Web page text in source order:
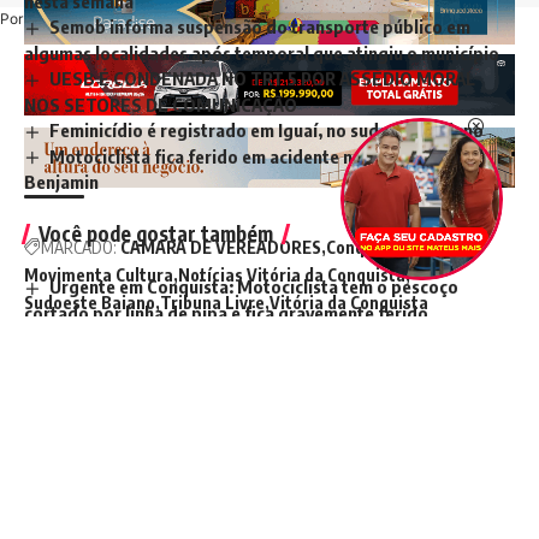
Semob informa suspensão do transporte público em
algumas localidades após temporal que atingiu o município
UESB É CONDENADA NO TRT 5 POR ASSÉDIO MORAL
NOS SETORES DE COMUNICAÇÃO
Feminicídio é registrado em Iguaí, no sudoeste baiano
Motociclista fica ferido em acidente na Avenida Frei
Benjamin
MARCADO: CAMARA DE VEREADORES Conquista News
Movimenta Cultura Notícias Vitória da Conquista
Sudoeste Baiano Tribuna Livre Vitória da Conquista
Você pode gostar também
Urgente em Conquista: Motociclista tem o pescoço
cortado por linha de pipa e fica gravemente ferido
Por favor, click na logo, escreva e dê enter para falar